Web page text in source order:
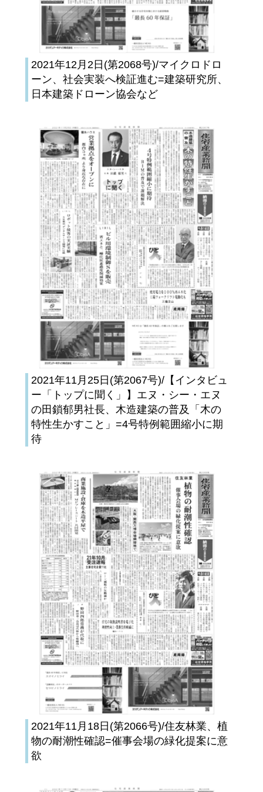
2021年12月2日(第2068号)/マイクロドロ
ーン、社会実装へ検証進む=建築研究所、
日本建築ドローン協会など
2021年11月25日(第2067号)/【インタビュ
ー「トップに聞く」】エヌ・シー・エヌ
の田鎖郁男社長、木造建築の普及「木の
特性生かすこと」=4号特例範囲縮小に期
待
2021年11月18日(第2066号)/住友林業、植
物の耐潮性確認=催事会場の緑化提案に意
欲